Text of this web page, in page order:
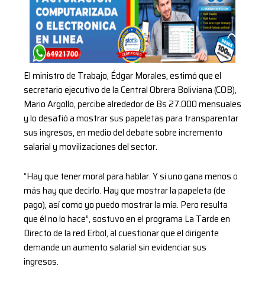
El ministro de Trabajo, Édgar Morales, estimó que el
secretario ejecutivo de la Central Obrera Boliviana (COB),
Mario Argollo, percibe alrededor de Bs 27.000 mensuales
y lo desafió a mostrar sus papeletas para transparentar
sus ingresos, en medio del debate sobre incremento
salarial y movilizaciones del sector.
“Hay que tener moral para hablar. Y si uno gana menos o
más hay que decirlo. Hay que mostrar la papeleta (de
pago), así como yo puedo mostrar la mía. Pero resulta
que él no lo hace”, sostuvo en el programa La Tarde en
Directo de la red Erbol, al cuestionar que el dirigente
demande un aumento salarial sin evidenciar sus
ingresos.